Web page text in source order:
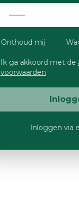
Onthoud mij
Ik ga akkoord met de
voorwaarden
Inloggen via